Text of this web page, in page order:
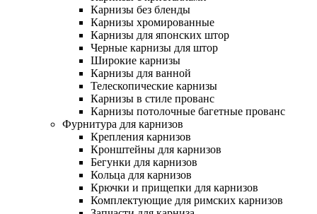
Карнизы без бленды
Карнизы хромированные
Карнизы для японских штор
Черные карнизы для штор
Широкие карнизы
Карнизы для ванной
Телескопические карнизы
Карнизы в стиле прованс
Карнизы потолочные багетные прованс
Фурнитура для карнизов
Крепления карнизов
Кронштейны для карнизов
Бегунки для карнизов
Кольца для карнизов
Крючки и прищепки для карнизов
Комплектующие для римских карнизов